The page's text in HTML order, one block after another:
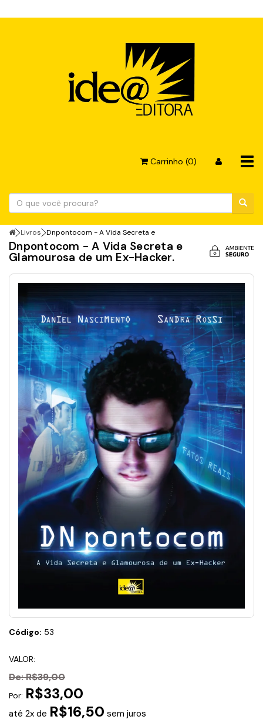
Carrinho (0)
Livros Dnpontocom - A Vida Secreta e
Dnpontocom - A Vida Secreta e
Glamourosa de um Ex-Hacker.
Código: 53
VALOR:
De:R$39,00
Por: R$33,00
até 2x de R$16,50 sem juros